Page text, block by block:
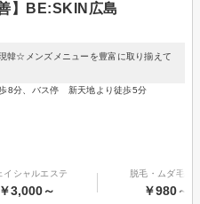
】BE:SKIN広島
韓☆メンズメニューを豊富に取り揃えて
8分、バス停 新天地より徒歩5分
イシャルエステ
￥3,000～
脱毛・ムダ毛処
￥980～